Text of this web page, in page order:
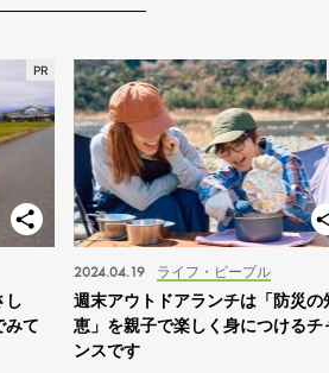
し
みて
ライフ・ピープル
2024.04.19
週末アウトドアランチは「防災の
恵」を親子で楽しく身につけるチ
ンスです